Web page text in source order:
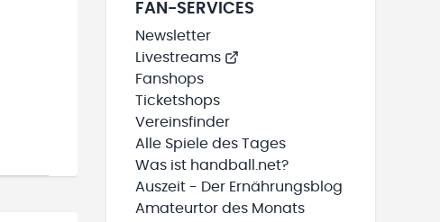
FAN-SERVICES
Newsletter
Livestreams
Fanshops
Ticketshops
Vereinsfinder
Alle Spiele des Tages
Was ist handball.net?
Auszeit - Der Ernährungsblog
Amateurtor des Monats